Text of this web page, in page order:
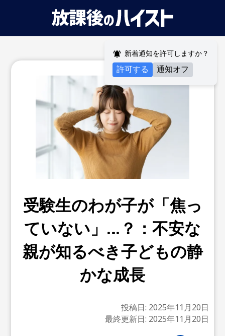
新着通知を許可しますか？
許可する 通知オフ
受験生のわが子が「焦っ
ていない」…？：不安な
親が知るべき子どもの静
かな成長
投稿日: 2025年11月20日
最終更新日: 2025年11月20日